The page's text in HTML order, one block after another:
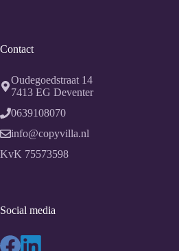
Contact
Oudegoedstraat 14
7413 EG Deventer
0639108070
info@copyvilla.nl
KvK 75573598
Social media